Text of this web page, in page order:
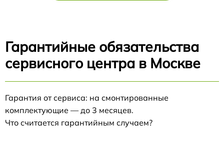
Гарантийные обязательства
сервисного центра в Москве
Гарантия от сервиса: на смонтированные
комплектующие — до 3 месяцев.
Что считается гарантийным случаем?